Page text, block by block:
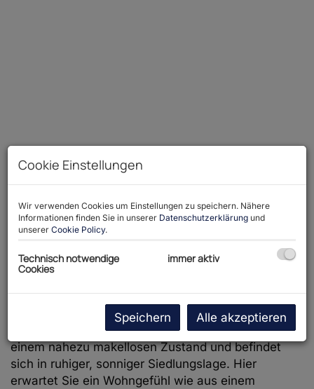
Beschreibung
Diese außergewöhnlich schöne und neuwertige
modernes Wohnen, höchste Wohnqualität und
stilvolle Eleganz auf beeindruckende Weise. Das
vollständig möblierte Zuhause präsentiert sich in
einem nahezu makellosen Zustand und befindet
sich in ruhiger, sonniger Siedlungslage. Hier
erwartet Sie ein Wohngefühl wie aus einem
Cookie Einstellungen
Wir verwenden Cookies um Einstellungen zu speichern. Nähere
Informationen finden Sie in unserer Datenschutzerklärung und
unserer Cookie Policy.
Technisch notwendige
Cookies
immer aktiv
Speichern Alle akzeptieren